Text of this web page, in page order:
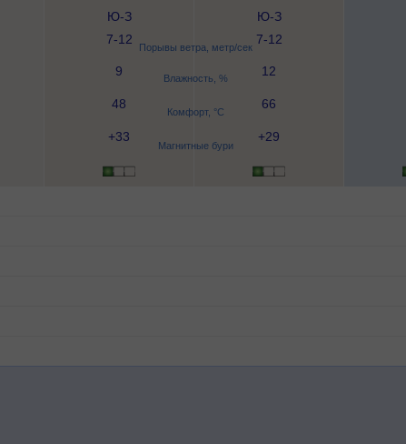
Порывы ветра, метр/сек
Влажность, %
Комфорт, °C
Магнитные бури
Ю-З
7-12
Ю-З
7-12
9 12
48 66
+33 +29